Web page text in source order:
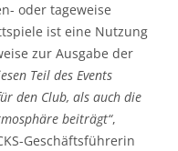
oder tageweise
ist eine Nutzung
zur Ausgabe der
Teil des Events
den Club, als auch die
beiträgt“,
Geschäftsführerin